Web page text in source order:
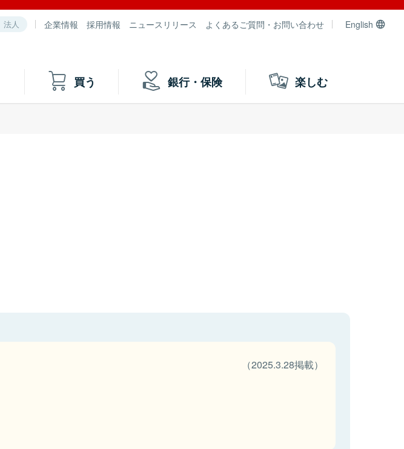
法人 企業情報 採用情報 ニュースリリース よくあるご質問・お問い合わせ English
買う 銀行・保険 楽しむ
（2025.3.28掲載）